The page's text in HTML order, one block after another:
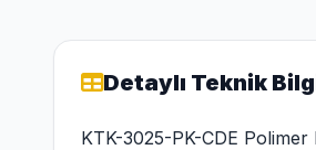
Detaylı Teknik
KTK-3025-PK-CDE